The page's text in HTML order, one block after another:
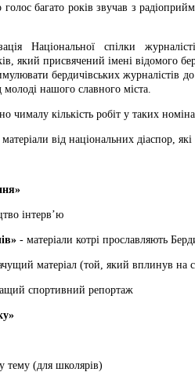
голос багато років звучав з
Національної спілки
який присвячений імені відомого
бердичівських журналістів
молоді нашого славного міста.
чималу кількість робіт у таких
від національних діаспор,
інтерв’ю
- матеріали котрі прославляють
матеріал (той, який вплинув на
спортивний репортаж
тему (для школярів)